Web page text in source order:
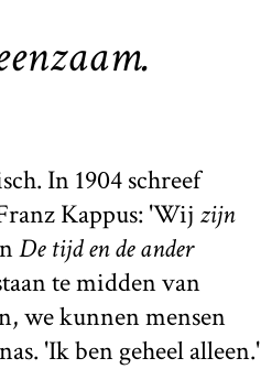
In 1904 schreef
Kappus: 'Wij zijn
De tijd en de ander
te midden van
we kunnen mensen
'Ik ben geheel alleen.'